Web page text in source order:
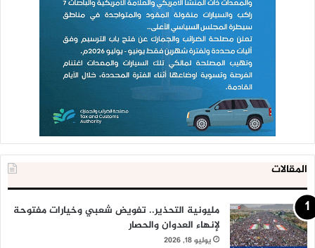
المقالات
مليونية التحذير.. تفويض شعبي وخيارات مفتوحة
لإنهاء العدوان والحصار
يوليو 18, 2026